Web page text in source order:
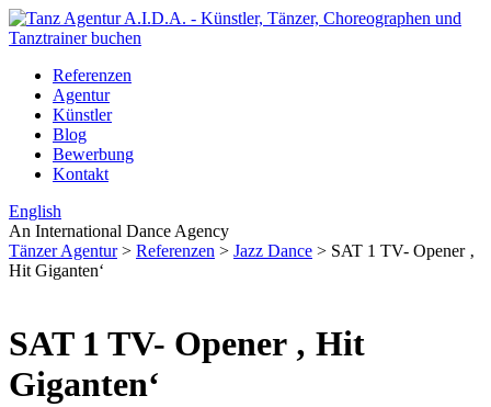
Referenzen
Agentur
Künstler
Blog
Bewerbung
Kontakt
English
An International Dance Agency
Tänzer Agentur> Referenzen > Jazz Dance > SAT 1 TV- Opener ‚
Hit Giganten‘
SAT 1 TV- Opener ‚ Hit
Giganten‘